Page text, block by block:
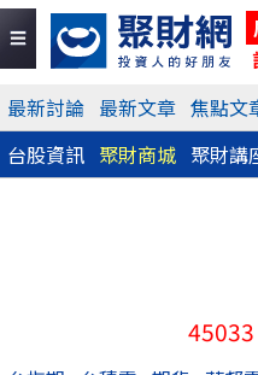
最新討論 最新文章 焦點文
台股資訊 聚財商城 聚財講
45033